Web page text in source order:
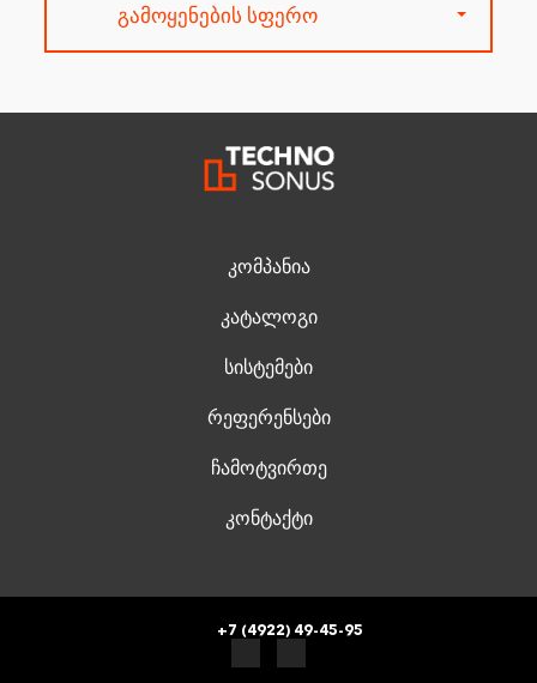
privacy policy
გამოყენების სფერო
კომპანია
კატალოგი
სისტემები
რეფერენსები
ჩამოტვირთე
კონტაქტი
+7 (4922) 49-45-95